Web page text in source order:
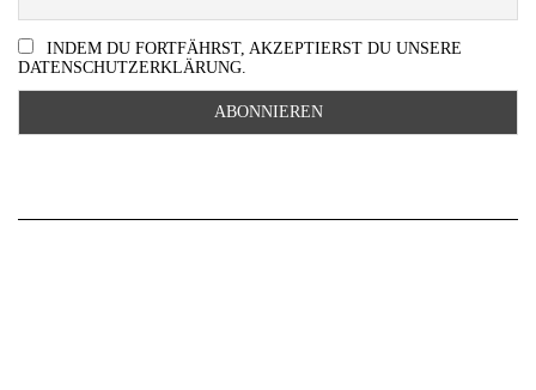
INDEM DU FORTFÄHRST, AKZEPTIERST DU UNSERE
DATENSCHUTZERKLÄRUNG.